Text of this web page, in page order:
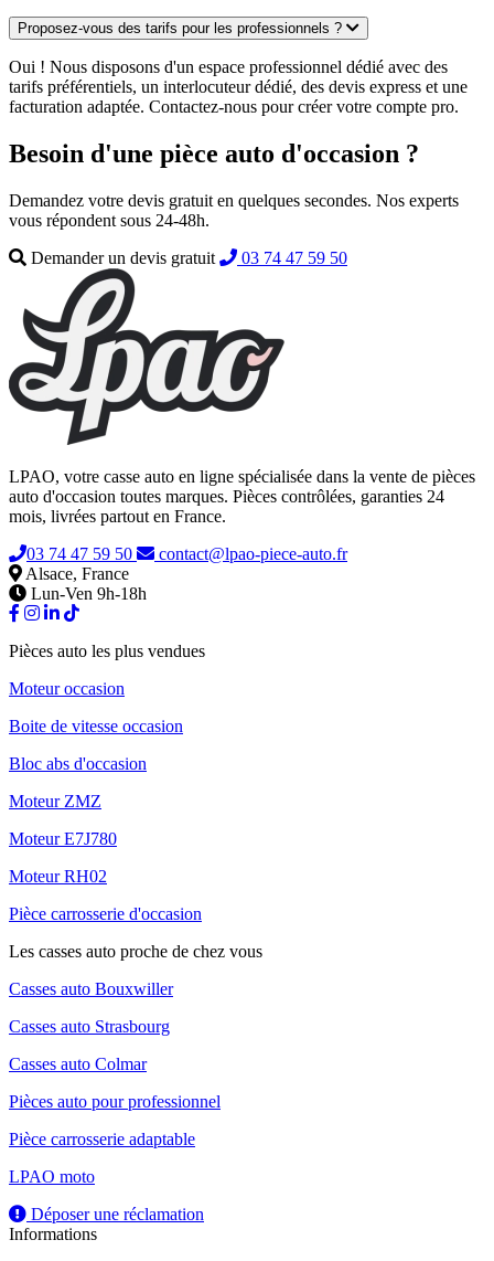
Proposez-vous des tarifs pour les professionnels ?
Oui ! Nous disposons d'un espace professionnel dédié avec des
tarifs préférentiels, un interlocuteur dédié, des devis express et une
facturation adaptée. Contactez-nous pour créer votre compte pro.
Besoin d'une pièce auto d'occasion ?
Demandez votre devis gratuit en quelques secondes. Nos experts
vous répondent sous 24-48h.
Demander un devis gratuit
03 74 47 59 50
LPAO, votre casse auto en ligne spécialisée dans la vente de pièces
auto d'occasion toutes marques. Pièces contrôlées, garanties 24
mois, livrées partout en France.
03 74 47 59 50
contact@lpao-piece-auto.fr
Alsace, France
Lun-Ven 9h-18h
Pièces auto les plus vendues
Moteur occasion
Boite de vitesse occasion
Bloc abs d'occasion
Moteur ZMZ
Moteur E7J780
Moteur RH02
Pièce carrosserie d'occasion
Les casses auto proche de chez vous
Casses auto Bouxwiller
Casses auto Strasbourg
Casses auto Colmar
Pièces auto pour professionnel
Pièce carrosserie adaptable
LPAO moto
Déposer une réclamation
Informations